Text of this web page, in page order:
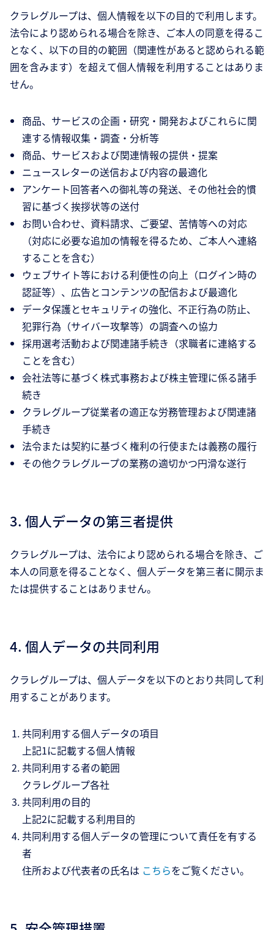
クラレグループは、個人情報を以下の目的で利用します。
法令により認められる場合を除き、ご本人の同意を得るこ
となく、以下の目的の範囲（関連性があると認められる範
囲を含みます）を超えて個人情報を利用することはありま
せん。
商品、サービスの企画・研究・開発およびこれらに関
連する情報収集・調査・分析等
商品、サービスおよび関連情報の提供・提案
ニュースレターの送信および内容の最適化
アンケート回答者への御礼等の発送、その他社会的慣
習に基づく挨拶状等の送付
お問い合わせ、資料請求、ご要望、苦情等への対応
（対応に必要な追加の情報を得るため、ご本人へ連絡
することを含む）
ウェブサイト等における利便性の向上（ログイン時の
認証等）、広告とコンテンツの配信および最適化
データ保護とセキュリティの強化、不正行為の防止、
犯罪行為（サイバー攻撃等）の調査への協力
採用選考活動および関連諸手続き（求職者に連絡する
ことを含む）
会社法等に基づく株式事務および株主管理に係る諸手
続き
クラレグループ従業者の適正な労務管理および関連諸
手続き
法令または契約に基づく権利の行使または義務の履行
その他クラレグループの業務の適切かつ円滑な遂行
3. 個人データの第三者提供
クラレグループは、法令により認められる場合を除き、ご
本人の同意を得ることなく、個人データを第三者に開示ま
たは提供することはありません。
4. 個人データの共同利用
クラレグループは、個人データを以下のとおり共同して利
用することがあります。
共同利用する個人データの項目
上記1に記載する個人情報
共同利用する者の範囲
クラレグループ各社
共同利用の目的
上記2に記載する利用目的
共同利用する個人データの管理について責任を有する
者
住所および代表者の氏名は こちらをご覧ください。